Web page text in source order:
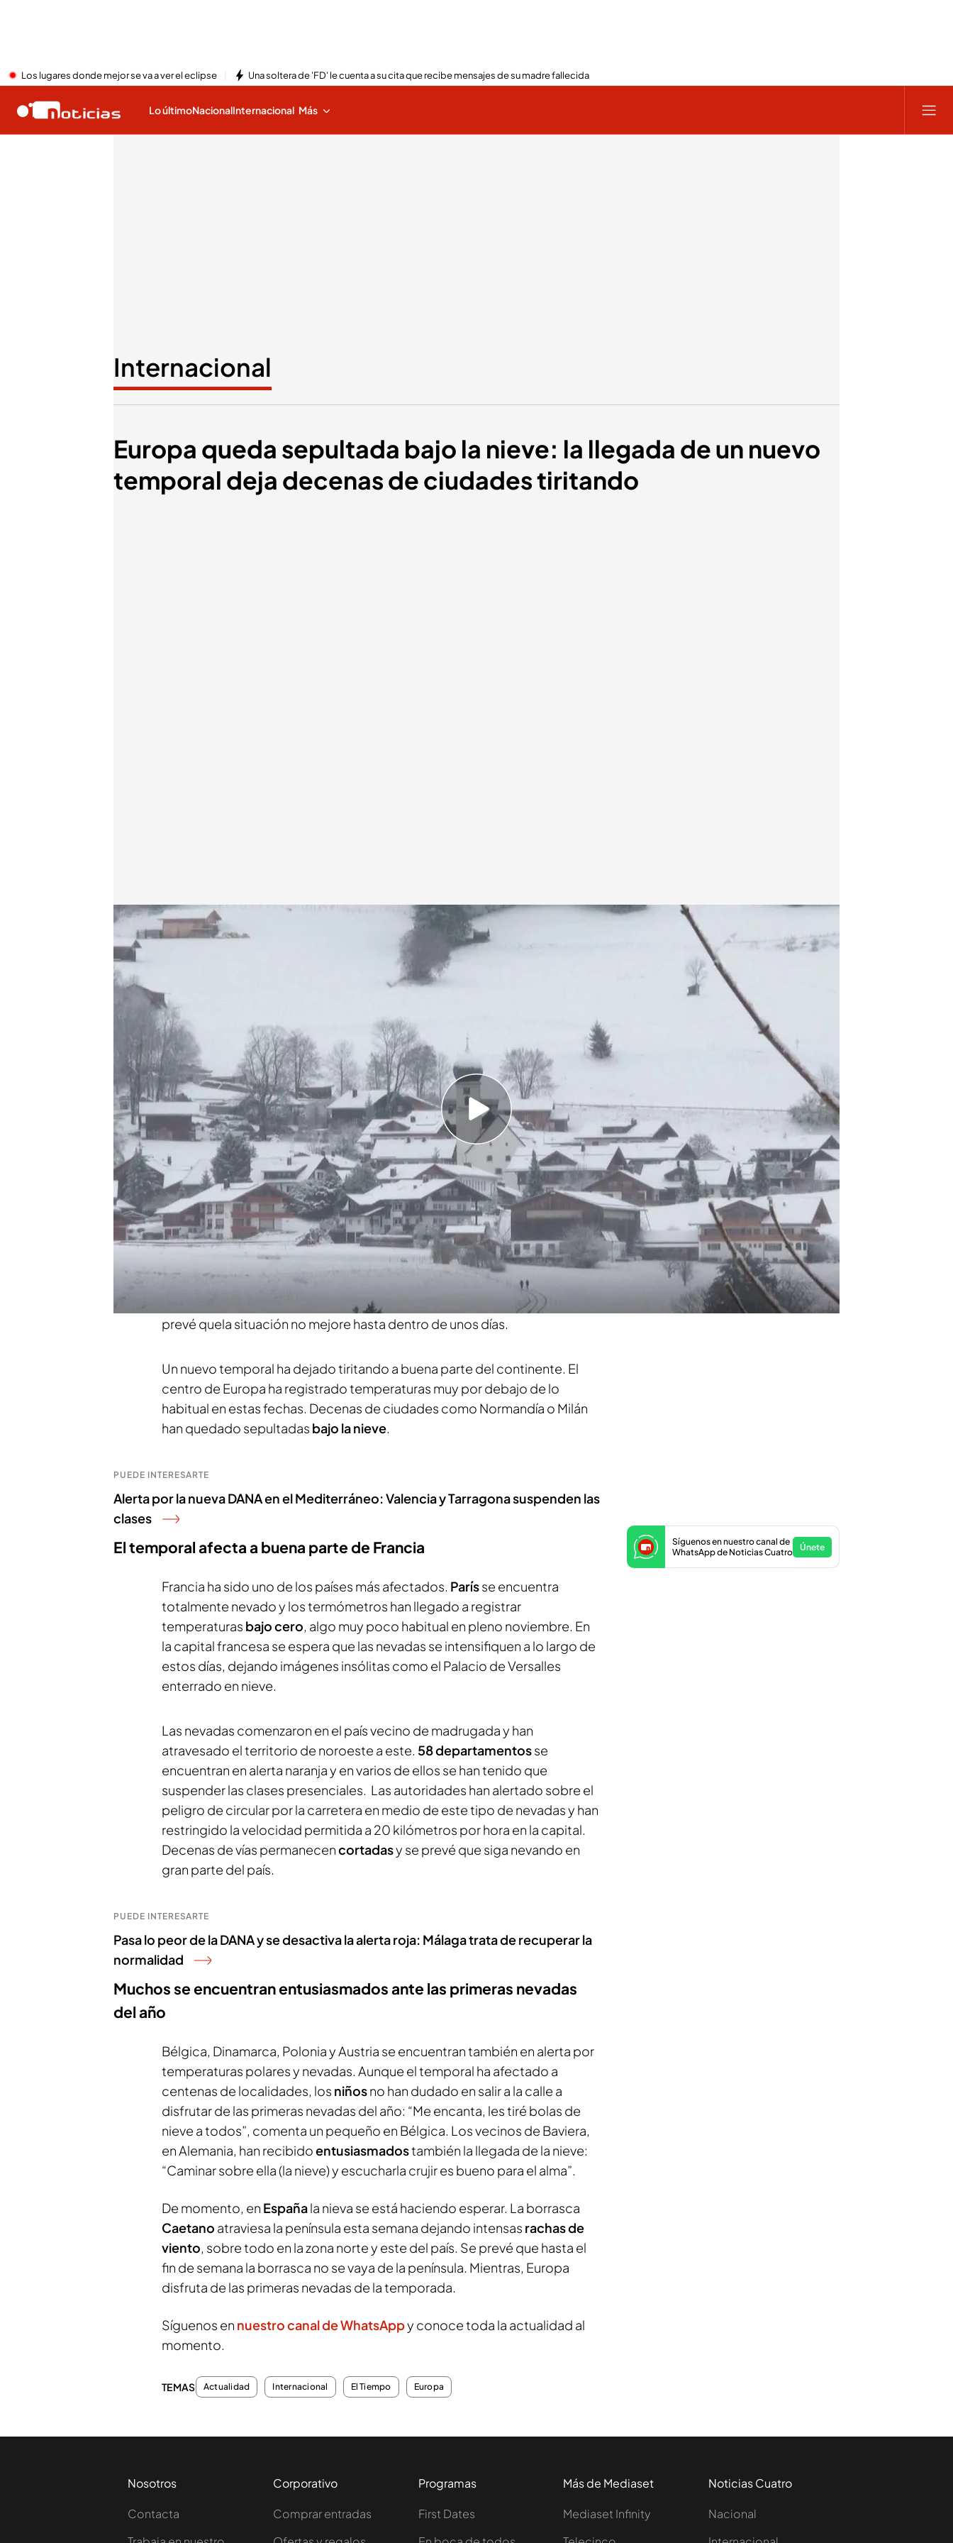
Los lugares donde mejor se va a ver el eclipse Una soltera de 'FD' le cuenta a su cita que recibe mensajes de su madre fallecida
Lo últimoNacionalInternacional Más
Internacional
Europa queda sepultada bajo la nieve: la llegada de un nuevo
temporal deja decenas de ciudades tiritando
La nieve ha dejado enterradas ciudades como Londres o Milán
Redacción digital Noticias Cuatro
21 NOV 2024 - 18:09h.
El temporal ha afectado a gran parte del centro de Europa: Francia,
Bélgica, Polonia e Italia, entre otros
58 departamentos en Francia se encuentran en alerta naranja por
nieve y frío polar
Los cuatro niveles meteorológicos de la AEMET: ¿qué implica el color
de cada alerta?
Compartir
Europa se congela. La llegada de un temporal esta semana ha dejado al
centro europeoenterrado en nieve. Numerosas capitales como París o
Londres se han visto afectadas ante la llegada de masa de aire frío. Como
informan
en el video, varias ciudades se
por nieve, hielo y temperaturas polares y se
prevé quela situación no mejore hasta dentro de unos días.
Un nuevo temporal ha dejado tiritando a buena parte del continente. El
centro de Europa ha registrado temperaturas muy por debajo de lo
habitual en estas fechas. Decenas de ciudades como Normandía o Milán
han quedado sepultadas bajo la nieve.
PUEDE INTERESARTE
Alerta por la nueva DANA en el Mediterráneo: Valencia y Tarragona suspenden las
clases
El temporal afecta a buena parte de Francia
Francia ha sido uno de los países más afectados. Parísse encuentra
totalmente nevado y los termómetros han llegado a registrar
temperaturas bajo cero, algo muy poco habitual en pleno noviembre. En
la capital francesa se espera que las nevadas se intensifiquen a lo largo de
estos días, dejando imágenes insólitas como el Palacio de Versalles
enterrado en nieve.
Las nevadas comenzaron en el país vecino de madrugada y han
atravesado el territorio de noroeste a este. 58 departamentosse
encuentran en alerta naranja y en varios de ellos se han tenido que
suspender las clases presenciales. Las autoridades han alertado sobre el
peligro de circular por la carretera en medio de este tipo de nevadas y han
restringido la velocidad permitida a 20 kilómetros por hora en la capital.
Decenas de vías permanecencortadasy se prevé que siga nevando en
gran parte del país.
PUEDE INTERESARTE
Pasa lo peor de la DANA y se desactiva la alerta roja: Málaga trata de recuperar la
normalidad
Muchos se encuentran entusiasmados ante las primeras nevadas
del año
Bélgica, Dinamarca, Polonia y Austria se encuentran también en alerta por
temperaturas polares y nevadas. Aunque el temporal ha afectado a
centenas de localidades, los niñosno han dudado en salir a la calle a
disfrutar de las primeras nevadas del año: “Me encanta, les tiré bolas de
nieve a todos”, comenta un pequeño en Bélgica. Los vecinos de Baviera,
en Alemania, han recibidoentusiasmadostambién la llegada de la nieve:
“Caminar sobre ella (la nieve) y escucharla crujir es bueno para el alma”.
Síguenos en nuestro canal de
WhatsApp de Noticias Cuatro
Únete
De momento, en Españala nieva se está haciendo esperar. La borrasca
Caetano atraviesa la península esta semana dejando intensas rachas de
viento, sobre todo en la zona norte y este del país. Se prevé que hasta el
fin de semana la borrasca no se vaya de la península. Mientras, Europa
disfruta de las primeras nevadas de la temporada.
Síguenos en nuestro canal de WhatsAppy conoce toda la actualidad al
momento.
TEMAS Actualidad Internacional El Tiempo Europa
Nosotros
Contacta
Corporativo
Comprar entradas
Programas
First Dates
Más de Mediaset
Mediaset Infinity
Noticias Cuatro
Nacional